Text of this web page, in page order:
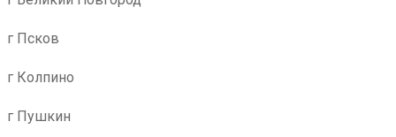
г Псков
г Колпино
г Пушкин